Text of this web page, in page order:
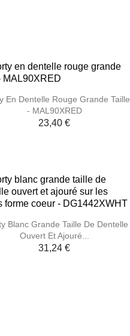
Aperçu rapide
En Dentelle Rouge Grande Taille
- MAL90XRED
23,40 €
 Aperçu rapide
Blanc Grande Taille De Dentelle
Ouvert Et Ajouré...
31,24 €